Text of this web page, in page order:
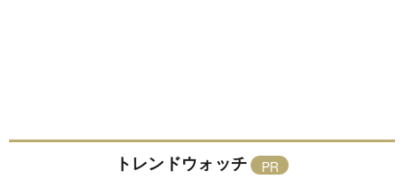
トレンドウォッチ